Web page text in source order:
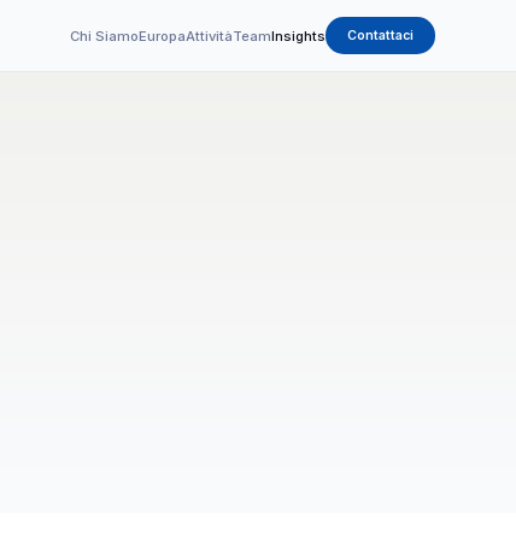
Chi SiamoEuropaAttivitàTeamInsights Contattaci